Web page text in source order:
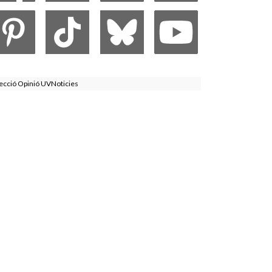
Opinió UVNoticies